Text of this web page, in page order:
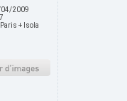
2009
Paris + Isola